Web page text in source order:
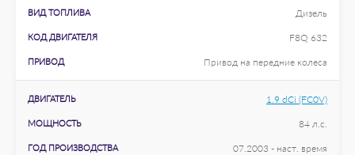
ВИД ТОПЛИВА Дизель
КОД ДВИГАТЕЛЯ F8Q 632
ПРИВОД Привод на передние колеса
ДВИГАТЕЛЬ 1.9 dCi (FC0V)
МОЩНОСТЬ 84 л.с.
ГОД ПРОИЗВОДСТВА 07.2003 - наст. время